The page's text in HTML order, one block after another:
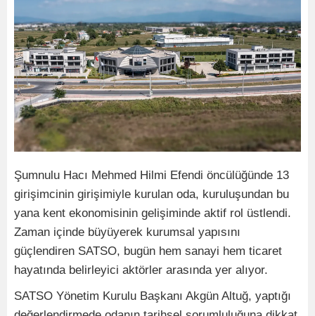
Şumnulu Hacı Mehmed Hilmi Efendi öncülüğünde 13
girişimcinin girişimiyle kurulan oda, kuruluşundan bu
yana kent ekonomisinin gelişiminde aktif rol üstlendi.
Zaman içinde büyüyerek kurumsal yapısını
güçlendiren SATSO, bugün hem sanayi hem ticaret
hayatında belirleyici aktörler arasında yer alıyor.
SATSO Yönetim Kurulu Başkanı Akgün Altuğ, yaptığı